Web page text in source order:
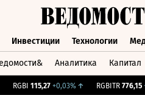
Инвестиции Технологии
Аналитика Капитал
RGBI 115,27 +0,03%↑ RGBITR 776,15